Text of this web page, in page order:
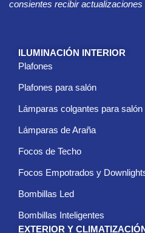
o
ó
consientes recibir actualizaciones
ILUMINACIÓN INTERIOR
Plafones
Plafones para salón
Lámparas colgantes para salón
Lámparas de Araña
Focos de Techo
Focos Empotrados y
Bombillas Led
Bombillas Inteligentes
EXTERIOR Y